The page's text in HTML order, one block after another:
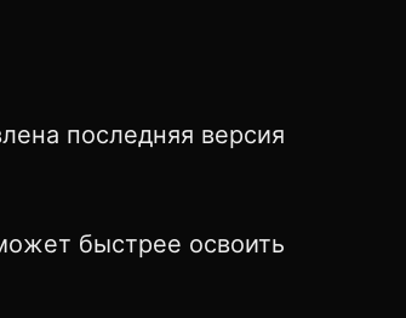
последняя версия
быстрее освоить